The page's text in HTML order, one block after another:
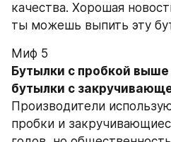
качества. Хорошая
ты можешь выпить эту
Миф 5
Бутылки с пробкой
бутылки с
Производители
пробки и